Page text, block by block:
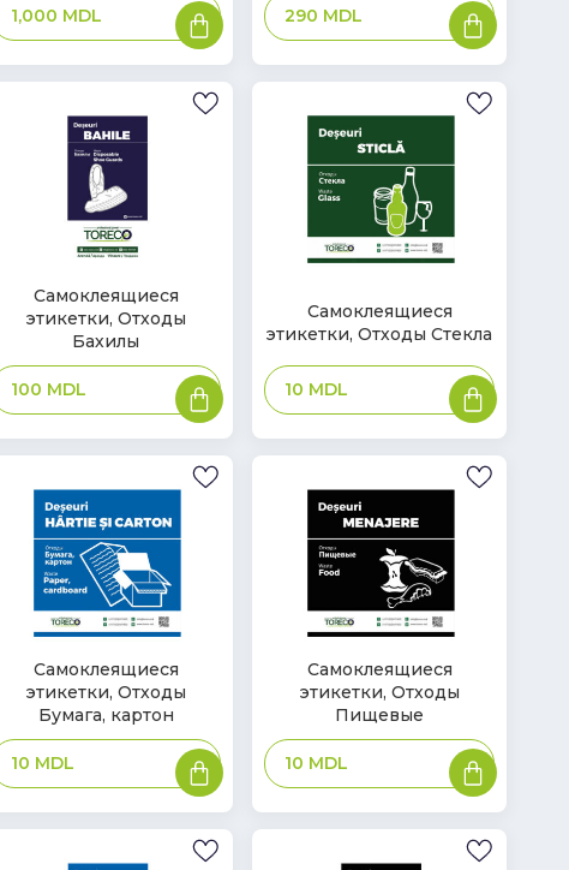
1,000 MDL В
корзину
290 MDL В
корзину
наличии
Самоклеящиеся
этикетки, Отходы
Бахилы
100 MDL В
корзину
наличии
Самоклеящиеся
этикетки, Отходы Стекла
10 MDL В
корзину
наличии
Самоклеящиеся
этикетки, Отходы
Бумага, картон
10 MDL В
корзину
наличии
Самоклеящиеся
этикетки, Отходы
Пищевые
10 MDL В
корзину